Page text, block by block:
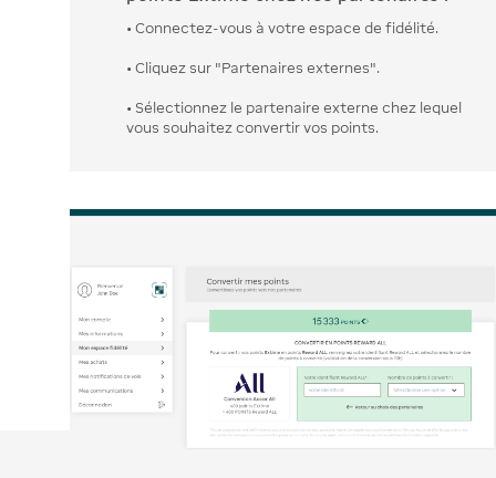
• Connectez-vous à votre espace de fidélité.
• Cliquez sur "Partenaires externes".
• Sélectionnez le partenaire externe chez lequel
vous souhaitez convertir vos points.